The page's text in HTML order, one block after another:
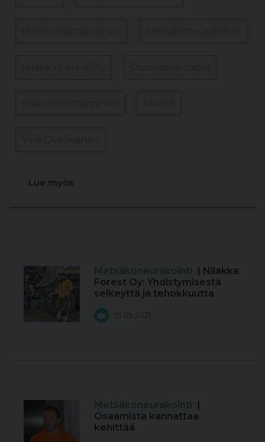
Lue myös
Metsäkoneurakointi | Nilakka
Forest Oy: Yhdistymisestä
selkeyttä ja tehokkuutta
15.09.2021
Metsäkoneurakointi |
Osaamista kannattaa
kehittää